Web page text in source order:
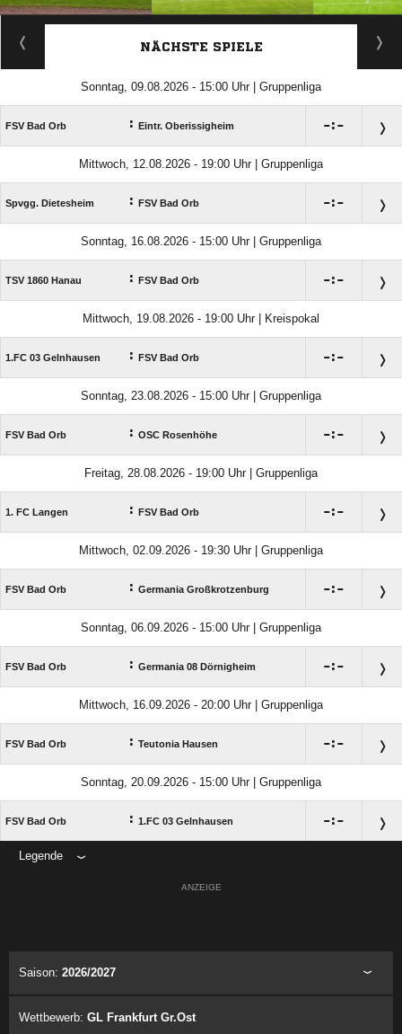
ANZEIGE
NÄCHSTE SPIELE
Sonntag, 09.08.2026 - 15:00 Uhr | Gruppenliga
FSV Bad Orb : Eintr. Oberissigheim :
Mittwoch, 12.08.2026 - 19:00 Uhr | Gruppenliga
Spvgg. Dietesheim : FSV Bad Orb :
Sonntag, 16.08.2026 - 15:00 Uhr | Gruppenliga
TSV 1860 Hanau : FSV Bad Orb :
Mittwoch, 19.08.2026 - 19:00 Uhr | Kreispokal
1.FC 03 Gelnhausen : FSV Bad Orb :
Sonntag, 23.08.2026 - 15:00 Uhr | Gruppenliga
FSV Bad Orb : OSC Rosenhöhe :
Freitag, 28.08.2026 - 19:00 Uhr | Gruppenliga
1. FC Langen : FSV Bad Orb :
Mittwoch, 02.09.2026 - 19:30 Uhr | Gruppenliga
FSV Bad Orb : Germania Großkrotzenburg :
Sonntag, 06.09.2026 - 15:00 Uhr | Gruppenliga
FSV Bad Orb : Germania 08 Dörnigheim :
Mittwoch, 16.09.2026 - 20:00 Uhr | Gruppenliga
FSV Bad Orb : Teutonia Hausen :
Sonntag, 20.09.2026 - 15:00 Uhr | Gruppenliga
FSV Bad Orb : 1.FC 03 Gelnhausen :
Legende
ANZEIGE
Saison: 2026/2027
Wettbewerb: GL Frankfurt Gr.Ost